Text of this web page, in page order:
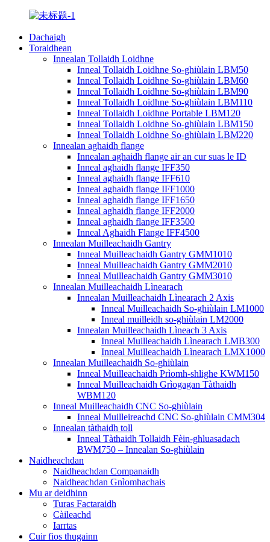
Dachaigh
Toraidhean
Innealan Tollaidh Loidhne
Inneal Tollaidh Loidhne So-ghiùlain LBM50
Inneal Tollaidh Loidhne So-ghiùlain LBM60
Inneal Tollaidh Loidhne So-ghiùlain LBM90
Inneal Tollaidh Loidhne So-ghiùlain LBM110
Inneal Tollaidh Loidhne Portable LBM120
Inneal Tollaidh Loidhne So-ghiùlain LBM150
Inneal Tollaidh Loidhne So-ghiùlain LBM220
Innealan aghaidh flange
Innealan aghaidh flange air an cur suas le ID
Inneal aghaidh flange IFF350
Inneal aghaidh flange IFF610
Inneal aghaidh flange IFF1000
Inneal aghaidh flange IFF1650
Inneal aghaidh flange IFF2000
Inneal aghaidh flange IFF3500
Inneal Aghaidh Flange IFF4500
Innealan Muilleachaidh Gantry
Inneal Muilleachaidh Gantry GMM1010
Inneal Muilleachaidh Gantry GMM2010
Inneal Muilleachaidh Gantry GMM3010
Innealan Muilleachaidh Lìnearach
Innealan Muilleachaidh Lìnearach 2 Axis
Inneal Muilleachaidh So-ghiùlain LM1000
Inneal muilleidh so-ghiùlain LM2000
Innealan Muilleachaidh Lìneach 3 Axis
Inneal Muilleachaidh Lìnearach LMB300
Inneal Muilleachaidh Lìnearach LMX1000
Innealan Muilleachaidh So-ghiùlain
Inneal Muilleachaidh Prìomh-shlighe KWM150
Inneal Muilleachaidh Grìogagan Tàthaidh
WBM120
Inneal Muilleachaidh CNC So-ghiùlain
Inneal Muilleireachd CNC So-ghiùlain CMM304
Innealan tàthaidh toll
Inneal Tàthaidh Tollaidh Fèin-ghluasadach
BWM750 – Innealan So-ghiùlain
Naidheachdan
Naidheachdan Companaidh
Naidheachdan Gnìomhachais
Mu ar deidhinn
Turas Factaraidh
Càileachd
Iarrtas
Cuir fios thugainn